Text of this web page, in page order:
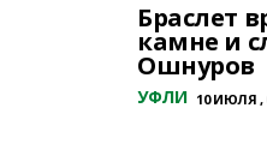
Браслет
камне и
Ошнуров
УФЛИ 10 ИЮЛЯ ,